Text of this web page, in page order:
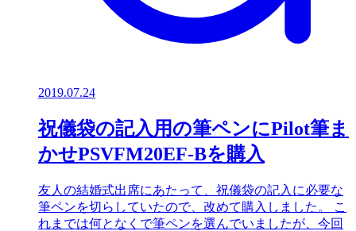
2019.07.24
祝儀袋の記入用の筆ペンにPilot筆ま
かせPSVFM20EF-Bを購入
友人の結婚式出席にあたって、祝儀袋の記入に必要な
筆ペンを切らしていたので、改めて購入しました。 こ
れまでは何となくで筆ペンを選んでいましたが、今回